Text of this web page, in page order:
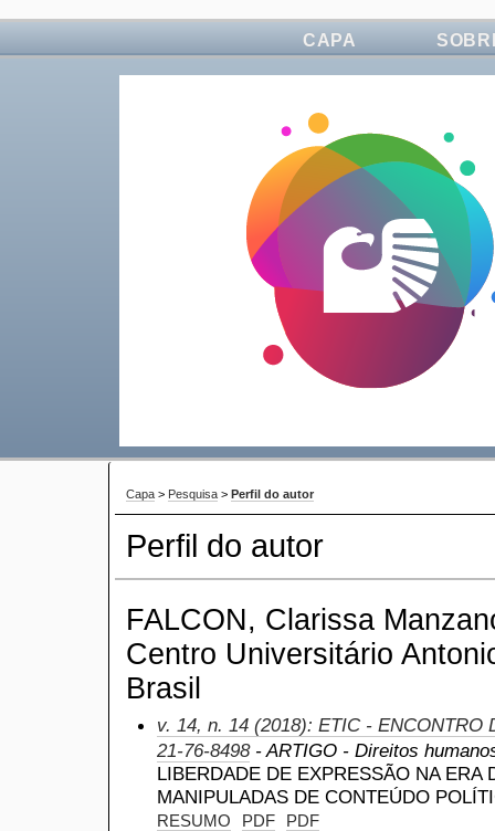
CAPA
Capa > Pesquisa > Perfil do autor
Perfil do autor
FALCON, Clarissa
Centro Universitário
Brasil
v. 14, n. 14 (2018): ETIC - ENCONTRO
21-76-8498- ARTIGO - Direitos
LIBERDADE DE EXPRESSÃO NA ERA
MANIPULADAS DE CONTEÚDO
RESUMO PDF PDF